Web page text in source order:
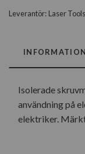
Leverantör: Laser Tools
INFORMATION
Isolerade
användning på
elektriker.